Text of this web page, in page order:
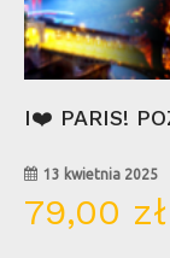
I❤️ PARIS!
13 kwietnia 2025
79,00 zł